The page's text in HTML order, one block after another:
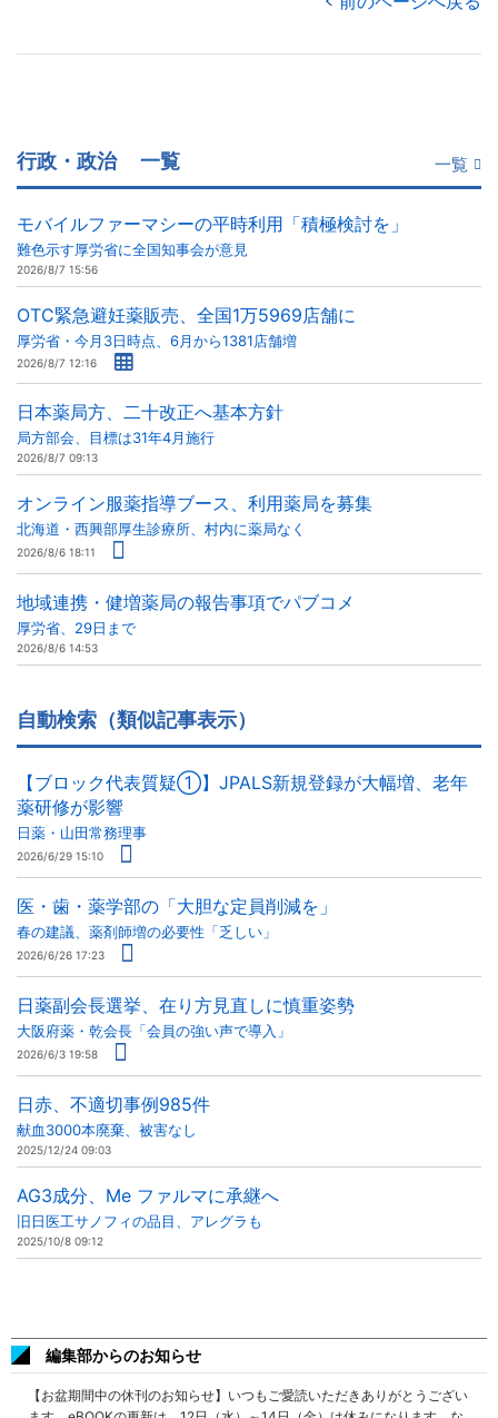
行政・政治 一覧 一覧
モバイルファーマシーの平時利用「積極検討を」
難色示す厚労省に全国知事会が意見
2026/8/7 15:56
OTC緊急避妊薬販売、全国1万5969店舗に
厚労省・今月3日時点、6月から1381店舗増
2026/8/7 12:16
日本薬局方、二十改正へ基本方針
局方部会、目標は31年4月施行
2026/8/7 09:13
オンライン服薬指導ブース、利用薬局を募集
北海道・西興部厚生診療所、村内に薬局なく
2026/8/6 18:11
地域連携・健増薬局の報告事項でパブコメ
厚労省、29日まで
2026/8/6 14:53
自動検索（類似記事表示）
【ブロック代表質疑①】JPALS新規登録が大幅増、老年
薬研修が影響
日薬・山田常務理事
2026/6/29 15:10
医・歯・薬学部の「大胆な定員削減を」
春の建議、薬剤師増の必要性「乏しい」
2026/6/26 17:23
日薬副会長選挙、在り方見直しに慎重姿勢
大阪府薬・乾会長「会員の強い声で導入」
2026/6/3 19:58
日赤、不適切事例985件
献血3000本廃棄、被害なし
2025/12/24 09:03
AG3成分、Me ファルマに承継へ
旧日医工サノフィの品目、アレグラも
2025/10/8 09:12
編集部からのお知らせ
【お盆期間中の休刊のお知らせ】いつもご愛読いただきありがとうござい